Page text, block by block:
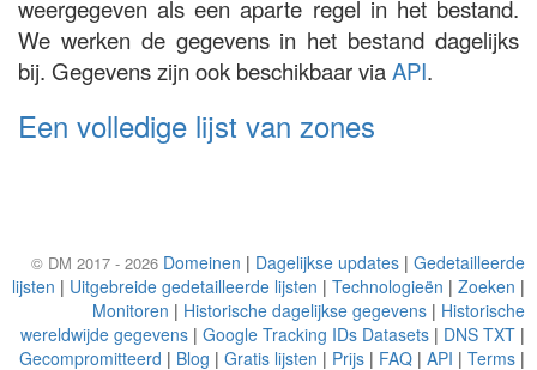
weergegeven als een aparte regel in het bestand.
We werken de gegevens in het bestand dagelijks
bij. Gegevens zijn ook beschikbaar viaAPI.
Een volledige lijst van zones
© DM 2017 - 2026 Domeinen | Dagelijkse updates | Gedetailleerde
lijsten | Uitgebreide gedetailleerde lijsten | Technologieën | Zoeken |
Monitoren | Historische dagelijkse gegevens | Historische
wereldwijde gegevens | Google Tracking IDs Datasets | DNS TXT |
Gecompromitteerd | Blog | Gratis lijsten | Prijs | FAQ | API | Terms |